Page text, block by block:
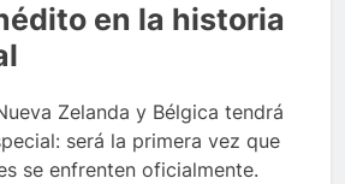
en la historia
Zelanda y Bélgica tendrá
será la primera vez que
se enfrenten oficialmente.